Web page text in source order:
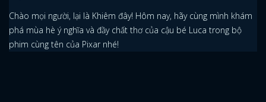
Chào mọi người, lại là Khiêm đây! Hôm nay, hãy cùng mình khám
phá mùa hè ý nghĩa và đầy chất thơ của cậu bé Luca trong bộ
phim cùng tên của Pixar nhé!